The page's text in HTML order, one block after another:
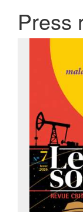
Press